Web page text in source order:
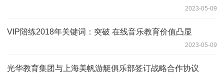
2023-05-09
VIP陪练2018年关键词：突破 在线音乐教育价值凸显
2023-05-09
光华教育集团与上海美帆游艇俱乐部签订战略合作协议